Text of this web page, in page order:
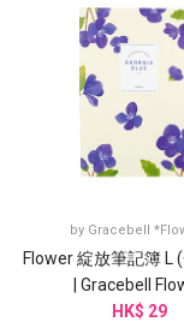
by Gracebell
Flower 綻放筆記簿 L
| Gracebell
HK$ 29